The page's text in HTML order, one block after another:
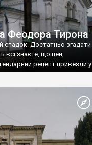
Феодора Тирона
спадок. Достатньо згадати
всі знаєте, що цей,
рецепт привезли у